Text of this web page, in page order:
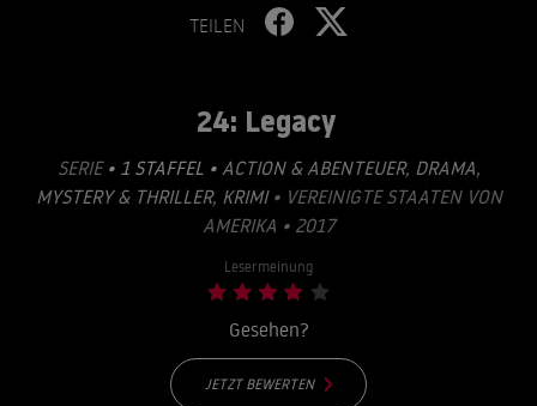
TEILEN
24: Legacy
SERIE • 1 STAFFEL • ACTION & ABENTEUER, DRAMA,
MYSTERY & THRILLER, KRIMI• VEREINIGTE STAATEN VON
AMERIKA • 2017
Lesermeinung
Gesehen?
JETZT BEWERTEN